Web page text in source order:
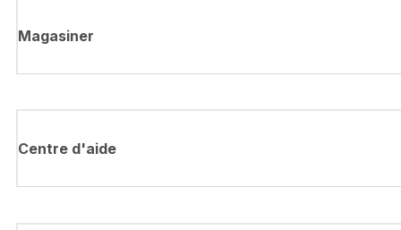
Magasiner
Centre d'aide